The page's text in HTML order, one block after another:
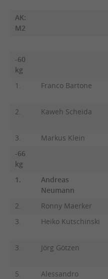
AK:
M2
-60
kg
1.
Franco Bartone
2.
Kaweh Scheida
3.
Markus Klein
-66
kg
1.
Andreas
Neumann
2. Ronny Maerker
3.
Heiko Kutschinski
3. Jörg Götzen
5.
Alessandro